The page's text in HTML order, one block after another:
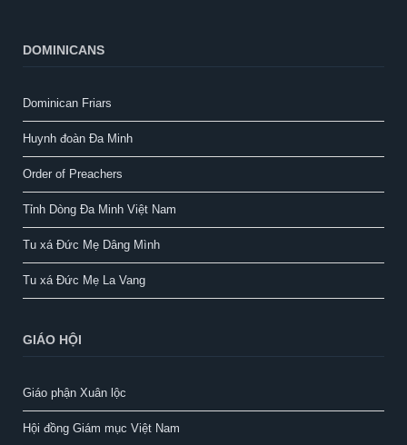
DOMINICANS
Dominican Friars
Huynh đoàn Đa Minh
Order of Preachers
Tỉnh Dòng Đa Minh Việt Nam
Tu xá Đức Mẹ Dâng Mình
Tu xá Đức Mẹ La Vang
GIÁO HỘI
Giáo phận Xuân lộc
Hội đồng Giám mục Việt Nam